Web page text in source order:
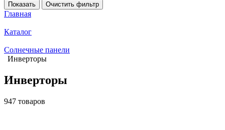
Показать
Очистить фильтр
Главная
Каталог
Солнечные панели
Инверторы
Инверторы
947 товаров